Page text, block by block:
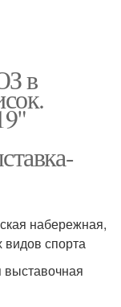
в
набережная,
спорта